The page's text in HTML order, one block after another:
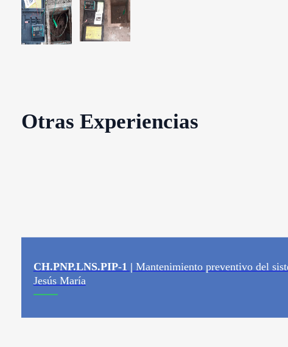
Otras Experiencias
CH.PNP.LNS.PIP-1 | Mantenimiento preventivo del
Jesús María